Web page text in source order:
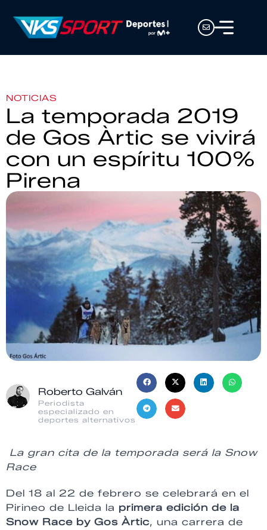
NOTICIAS
La temporada 2019
de Gos Àrtic se vivirá
con un espíritu 100%
Pirena
Roberto Galván
Periodista
especializado en
deportes alternativos
La gran cita de la temporada será la Snow
Race
Del 18 al 22 de febrero se celebrará en el
Pirineo de Lleida la primera edición de la
Snow Race by Gos Àrtic, una carrera de